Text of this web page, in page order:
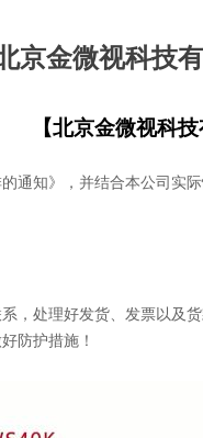
北京金微视科技
【北京金微视科技
通知》，并结合本公司实
，处理好发货、发票以及货
防护措施！